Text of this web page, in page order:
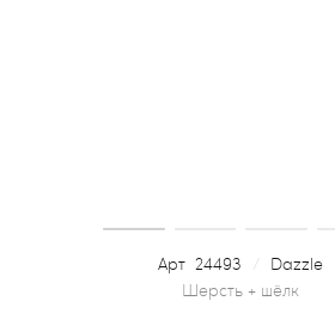
24493 Dazzle